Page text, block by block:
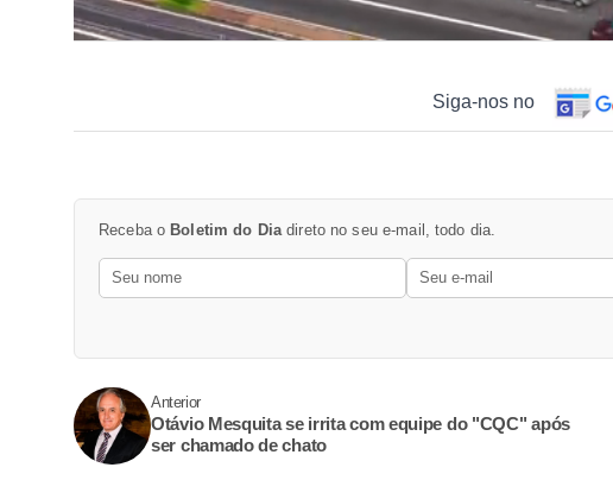
Siga-nos no
Receba o Boletim do Dia direto no seu e-mail, todo dia.
Anterior
Otávio Mesquita se irrita com equipe do "CQC" após
ser chamado de chato